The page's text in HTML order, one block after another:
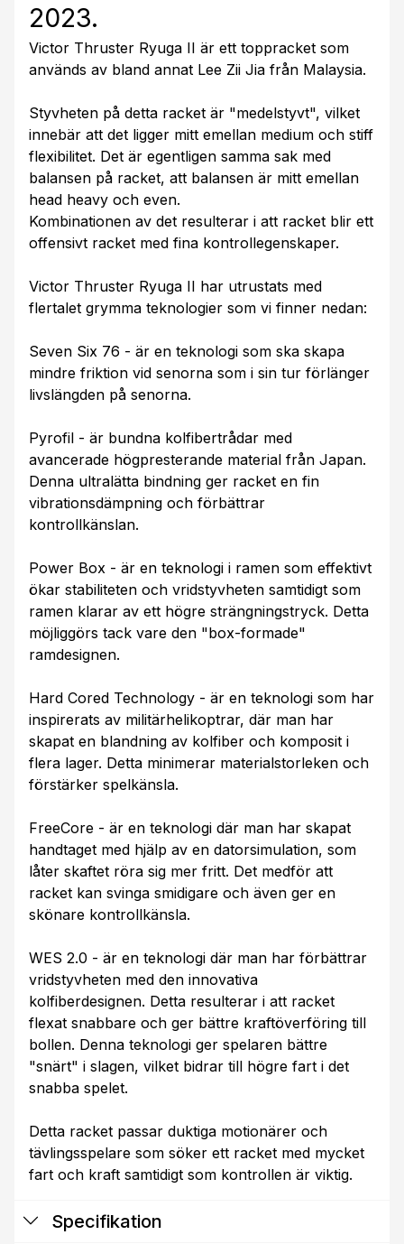
2023.
Victor Thruster Ryuga II är ett toppracket som
används av bland annat Lee Zii Jia från Malaysia.
Styvheten på detta racket är "medelstyvt", vilket
innebär att det ligger mitt emellan medium och stiff
flexibilitet. Det är egentligen samma sak med
balansen på racket, att balansen är mitt emellan
head heavy och even.
Kombinationen av det resulterar i att racket blir ett
offensivt racket med fina kontrollegenskaper.
Victor Thruster Ryuga II har utrustats med
flertalet grymma teknologier som vi finner nedan:
Seven Six 76 - är en teknologi som ska skapa
mindre friktion vid senorna som i sin tur förlänger
livslängden på senorna.
Pyrofil - är bundna kolfibertrådar med
avancerade högpresterande material från Japan.
Denna ultralätta bindning ger racket en fin
vibrationsdämpning och förbättrar
kontrollkänslan.
Power Box - är en teknologi i ramen som effektivt
ökar stabiliteten och vridstyvheten samtidigt som
ramen klarar av ett högre strängningstryck. Detta
möjliggörs tack vare den "box-formade"
ramdesignen.
Hard Cored Technology - är en teknologi som har
inspirerats av militärhelikoptrar, där man har
skapat en blandning av kolfiber och komposit i
flera lager. Detta minimerar materialstorleken och
förstärker spelkänsla.
FreeCore - är en teknologi där man har skapat
handtaget med hjälp av en datorsimulation, som
låter skaftet röra sig mer fritt. Det medför att
racket kan svinga smidigare och även ger en
skönare kontrollkänsla.
WES 2.0 - är en teknologi där man har förbättrar
vridstyvheten med den innovativa
kolfiberdesignen. Detta resulterar i att racket
flexat snabbare och ger bättre kraftöverföring till
bollen. Denna teknologi ger spelaren bättre
"snärt" i slagen, vilket bidrar till högre fart i det
snabba spelet.
Detta racket passar duktiga motionärer och
tävlingsspelare som söker ett racket med mycket
fart och kraft samtidigt som kontrollen är viktig.
Specifikation